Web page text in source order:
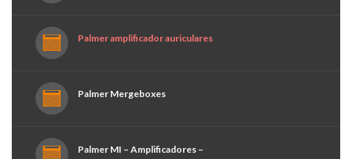
Palmer amplificador auriculares
Palmer Mergeboxes
Palmer MI – Amplificadores –